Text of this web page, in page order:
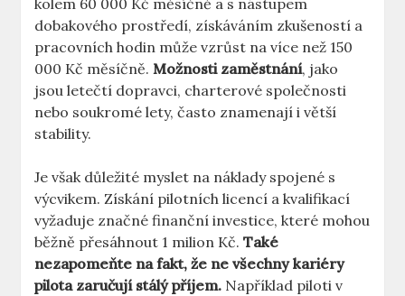
kolem​ 60 000‍ Kč měsíčně a‍ s ‌nástupem
dobakového prostředí, získáváním zkušeností a⁤
pracovních hodin může vzrůst na více než⁢ 150
000 Kč měsíčně.Možnosti zaměstnání, ‌jako
jsou ⁣letečtí dopravci, charterové společnosti
⁤nebo soukromé lety, často znamenají i větší
stability.
Je ⁤však důležité‍ myslet na náklady spojené s
výcvikem. ⁢Získání ⁤pilotních licencí a kvalifikací
vyžaduje ⁤značné finanční investice, které mohou
‌běžně‍ přesáhnout 1⁣ milion Kč.Také ​
nezapomeňte na fakt, že ne všechny kariéry
pilota zaručují stálý příjem. Například piloti v​